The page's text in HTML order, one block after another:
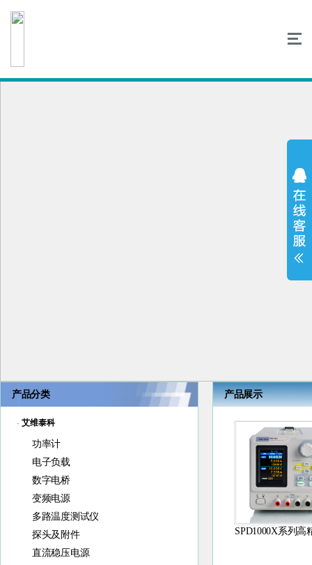
产品分类
- 艾维泰科
功率计
电子负载
数字电桥
变频电源
多路温度测试仪
探头及附件
直流稳压电源
产品展示
SPD1000X系列高